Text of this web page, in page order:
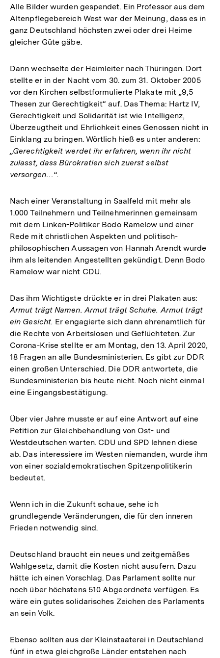
Alle Bilder wurden gespendet. Ein Professor aus dem
Altenpflegebereich West war der Meinung, dass es in
ganz Deutschland höchsten zwei oder drei Heime
gleicher Güte gäbe.
Dann wechselte der Heimleiter nach Thüringen. Dort
stellte er in der Nacht vom 30. zum 31. Oktober 2005
vor den Kirchen selbstformulierte Plakate mit „9,5
Thesen zur Gerechtigkeit“ auf. Das Thema: Hartz IV,
Gerechtigkeit und Solidarität ist wie Intelligenz,
Überzeugtheit und Ehrlichkeit eines Genossen nicht in
Einklang zu bringen. Wörtlich hieß es unter anderen:
„Gerechtigkeit werdet ihr erfahren, wenn ihr nicht
zulasst, dass Bürokratien sich zuerst selbst
versorgen…“.
Nach einer Veranstaltung in Saalfeld mit mehr als
1.000 Teilnehmern und Teilnehmerinnen gemeinsam
mit dem Linken-Politiker Bodo Ramelow und einer
Rede mit christlichen Aspekten und politisch-
philosophischen Aussagen von Hannah Arendt wurde
ihm als leitenden Angestellten gekündigt. Denn Bodo
Ramelow war nicht CDU.
Das ihm Wichtigste drückte er in drei Plakaten aus:
Armut trägt Namen. Armut trägt Schuhe. Armut trägt
ein Gesicht. Er engagierte sich dann ehrenamtlich für
die Rechte von Arbeitslosen und Geflüchteten. Zur
Corona-Krise stellte er am Montag, den 13. April 2020,
18 Fragen an alle Bundesministerien. Es gibt zur DDR
einen großen Unterschied. Die DDR antwortete, die
Bundesministerien bis heute nicht. Noch nicht einmal
eine Eingangsbestätigung.
Über vier Jahre musste er auf eine Antwort auf eine
Petition zur Gleichbehandlung von Ost- und
Westdeutschen warten. CDU und SPD lehnen diese
ab. Das interessiere im Westen niemanden, wurde ihm
von einer sozialdemokratischen Spitzenpolitikerin
bedeutet.
Wenn ich in die Zukunft schaue, sehe ich
grundlegende Veränderungen, die für den inneren
Frieden notwendig sind.
Deutschland braucht ein neues und zeitgemäßes
Wahlgesetz, damit die Kosten nicht ausufern. Dazu
hätte ich einen Vorschlag. Das Parlament sollte nur
noch über höchstens 510 Abgeordnete verfügen. Es
wäre ein gutes solidarisches Zeichen des Parlaments
an sein Volk.
Ebenso sollten aus der Kleinstaaterei in Deutschland
fünf in etwa gleichgroße Länder entstehen nach